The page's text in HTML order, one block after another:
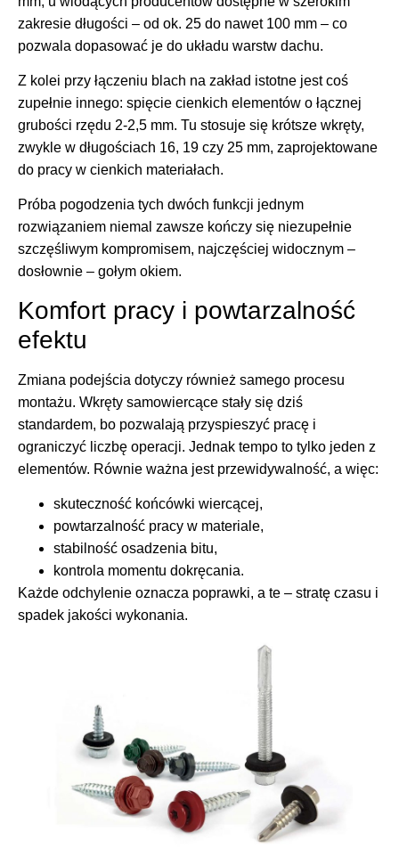
zakresie długości – od ok. 25 do nawet 100 mm – co
pozwala dopasować je do układu warstw dachu.
Z kolei przy łączeniu blach na zakład istotne jest coś
zupełnie innego: spięcie cienkich elementów o łącznej
grubości rzędu 2-2,5 mm. Tu stosuje się krótsze wkręty,
zwykle w długościach 16, 19 czy 25 mm, zaprojektowane
do pracy w cienkich materiałach.
Próba pogodzenia tych dwóch funkcji jednym
rozwiązaniem niemal zawsze kończy się niezupełnie
szczęśliwym kompromisem, najczęściej widocznym –
dosłownie – gołym okiem.
Komfort pracy i powtarzalność
efektu
Zmiana podejścia dotyczy również samego procesu
montażu. Wkręty samowiercące stały się dziś
standardem, bo pozwalają przyspieszyć pracę i
ograniczyć liczbę operacji. Jednak tempo to tylko jeden z
elementów. Równie ważna jest przewidywalność, a więc:
skuteczność końcówki wiercącej,
powtarzalność pracy w materiale,
stabilność osadzenia bitu,
kontrola momentu dokręcania.
Każde odchylenie oznacza poprawki, a te – stratę czasu i
spadek jakości wykonania.